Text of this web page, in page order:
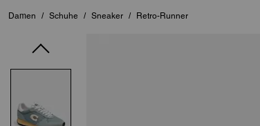
Damen / Schuhe / Sneaker / Retro-Runner